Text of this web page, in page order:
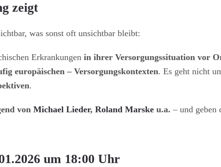
zeigt
was sonst oft unsichtbar bleibt:
Erkrankungen in ihrer Versorgungssituation vor
europäischen – Versorgungskontexten. Es geht nicht
.
von Michael Lieder, Roland Marske u.a. – und geben
um 18:00 Uhr